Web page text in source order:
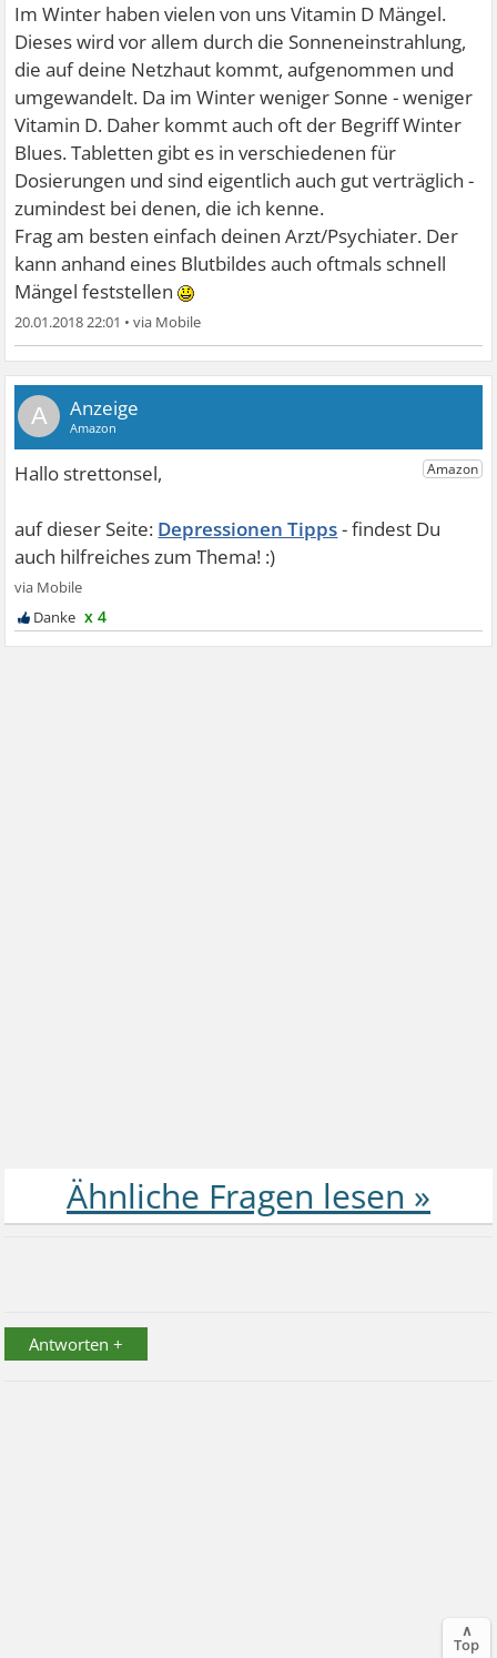
Im Winter haben vielen von uns Vitamin D Mängel.
Dieses wird vor allem durch die Sonneneinstrahlung,
die auf deine Netzhaut kommt, aufgenommen und
umgewandelt. Da im Winter weniger Sonne - weniger
Vitamin D. Daher kommt auch oft der Begriff Winter
Blues. Tabletten gibt es in verschiedenen für
Dosierungen und sind eigentlich auch gut verträglich -
zumindest bei denen, die ich kenne.
Frag am besten einfach deinen Arzt/Psychiater. Der
kann anhand eines Blutbildes auch oftmals schnell
Mängel feststellen
20.01.2018 22:01 •
A
Depressionen Tipps
x 4
Antworten +
∧
Top